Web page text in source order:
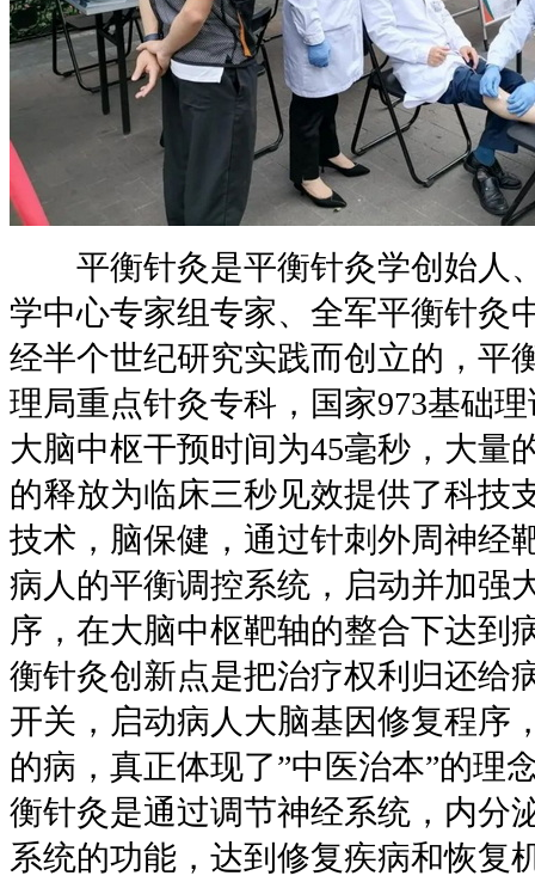
平衡针灸是平衡针灸学创始人
学中心专家组专家、全军平衡针灸
经半个世纪研究实践而创立的，平
理局重点针灸专科，国家973基础
大脑中枢干预时间为45毫秒，大量
的释放为临床三秒见效提供了科技
技术，脑保健，通过针刺外周神经
病人的平衡调控系统，启动并加强
序，在大脑中枢靶轴的整合下达到
衡针灸创新点是把治疗权利归还给
开关，启动病人大脑基因修复程序
的病，真正体现了”中医治本”的理
衡针灸是通过调节神经系统，内分
系统的功能，达到修复疾病和恢复